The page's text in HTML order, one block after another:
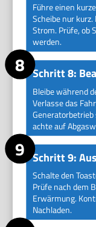
Führe einen
Scheibe nur
Strom. Prüfe, ob
werden.
Schritt 8:
Bleibe während
Verlasse das
achte auf
Schritt 9:
Schalte den
Prüfe nach dem
Erwärmung.
Nachladen.